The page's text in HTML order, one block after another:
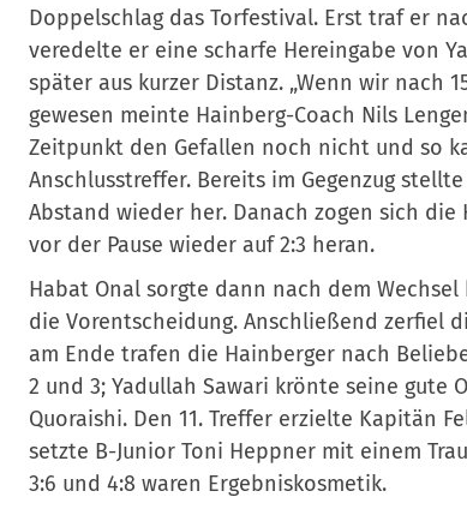
Doppelschlag das Torfestival. Erst traf er
veredelte er eine scharfe Hereingabe von
später aus kurzer Distanz. „Wenn wir nach
gewesen meinte Hainberg-Coach Nils
Zeitpunkt den Gefallen noch nicht und so
Anschlusstreffer. Bereits im Gegenzug
Abstand wieder her. Danach zogen sich
vor der Pause wieder auf 2:3 heran.
Habat Onal sorgte dann nach dem
die Vorentscheidung. Anschließend zerfiel
am Ende trafen die Hainberger nach
2 und 3; Yadullah Sawari krönte seine gute
Quoraishi. Den 11. Treffer erzielte Kapitän
setzte B-Junior Toni Heppner mit einem
3:6 und 4:8 waren Ergebniskosmetik.